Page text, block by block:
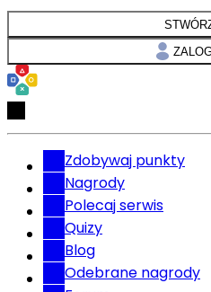
Zdobywaj punkty
Nagrody
Polecaj serwis
Quizy
Blog
Odebrane nagrody